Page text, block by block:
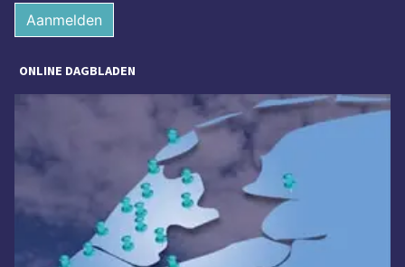
Aanmelden
ONLINE DAGBLADEN